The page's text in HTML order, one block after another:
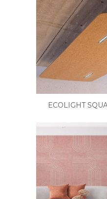
ECOLIGHT